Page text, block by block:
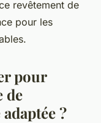
revêtement de
pour les
pour
de
?